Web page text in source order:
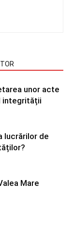
unor acte
integrității
lucrărilor de
Mare